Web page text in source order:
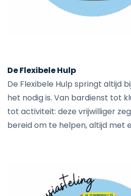
De Flexibele Hulp
De Flexibele Hulp springt altijd
het nodig is. Van bardienst tot
tot activiteit: deze vrijwilliger
bereid om te helpen, altijd met